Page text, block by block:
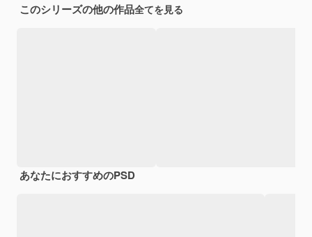
このシリーズの他の作品全てを見る
あなたにおすすめのPSD